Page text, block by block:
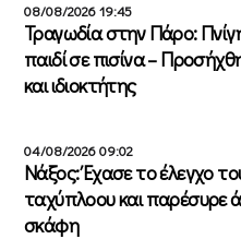
08/08/2026 19:45
Τραγωδία στην Πάρο:
παιδί σε πισίνα –
και ιδιοκτήτης
04/08/2026 09:02
Νάξος: Έχασε το έλεγχο
ταχύπλοου και παρέσυρε
σκάφη